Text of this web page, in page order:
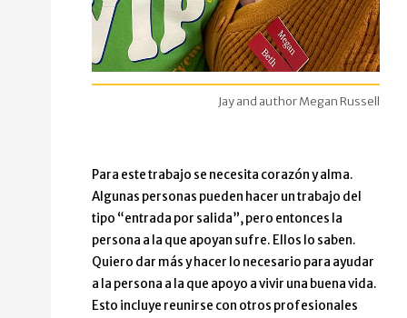
Dos personas de pie muy juntas.
La mujer de la derecha es Megan Russel. Ella sonríe
Jay and author Megan Russell
Para este trabajo se necesita corazón y alma.
Algunas personas pueden hacer un trabajo del
tipo “entrada por salida”, pero entonces la
persona a la que apoyan sufre. Ellos lo saben.
Quiero dar más y hacer lo necesario para ayudar
a la persona a la que apoyo a vivir una buena vida.
Esto incluye reunirse con otros profesionales